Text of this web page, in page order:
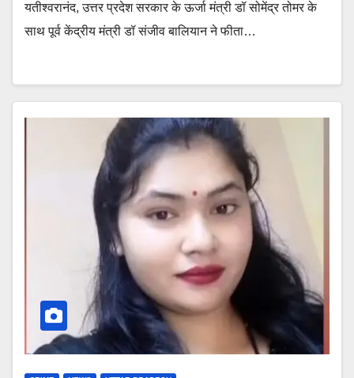
यतीश्वरानंद, उत्तर प्रदेश सरकार के ऊर्जा मंत्री डॉ सोमेंद्र तोमर के
साथ पूर्व केंद्रीय मंत्री डॉ संजीव बालियान ने फीता…